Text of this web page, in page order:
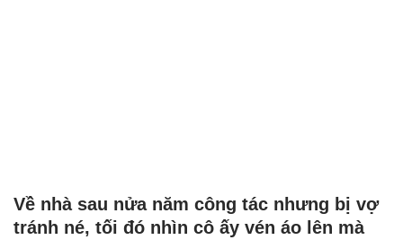
Về nhà sau nửa năm công tác nhưng bị vợ
tránh né, tối đó nhìn cô ấy vén áo lên mà